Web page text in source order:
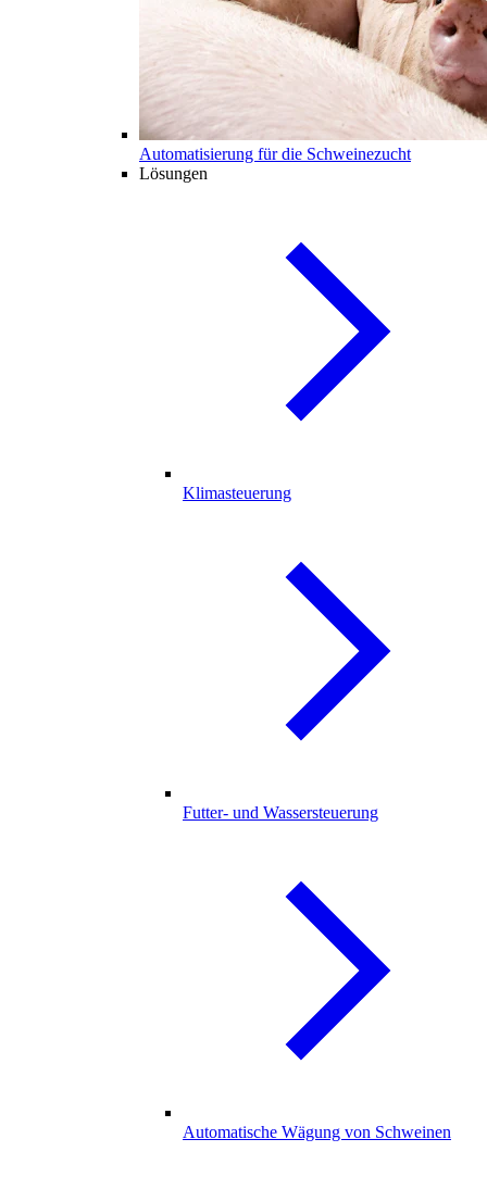
Automatisierung für die Schweinezucht
Lösungen
Klimasteuerung
Futter- und Wassersteuerung
Automatische Wägung von Schweinen